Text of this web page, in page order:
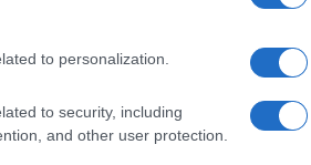
to personalization.
to security, including
and other user protection.
cancellata il21
team e
di test e
è fondamentale